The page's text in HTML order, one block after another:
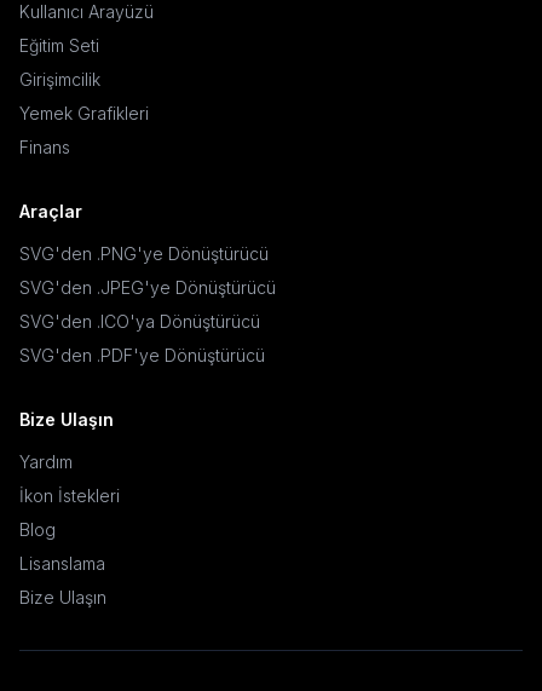
Kullanıcı Arayüzü
Eğitim Seti
Girişimcilik
Yemek Grafikleri
Finans
Araçlar
SVG'den .PNG'ye Dönüştürücü
SVG'den .JPEG'ye Dönüştürücü
SVG'den .ICO'ya Dönüştürücü
SVG'den .PDF'ye Dönüştürücü
Bize Ulaşın
Yardım
İkon İstekleri
Blog
Lisanslama
Bize Ulaşın